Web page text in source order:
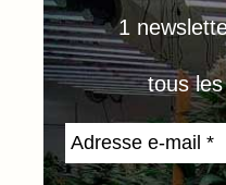
1
tous